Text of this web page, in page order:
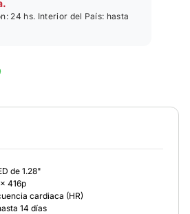
24 hs. Interior del País: hasta
de 1.28"
416p
cardiaca (HR)
14 días